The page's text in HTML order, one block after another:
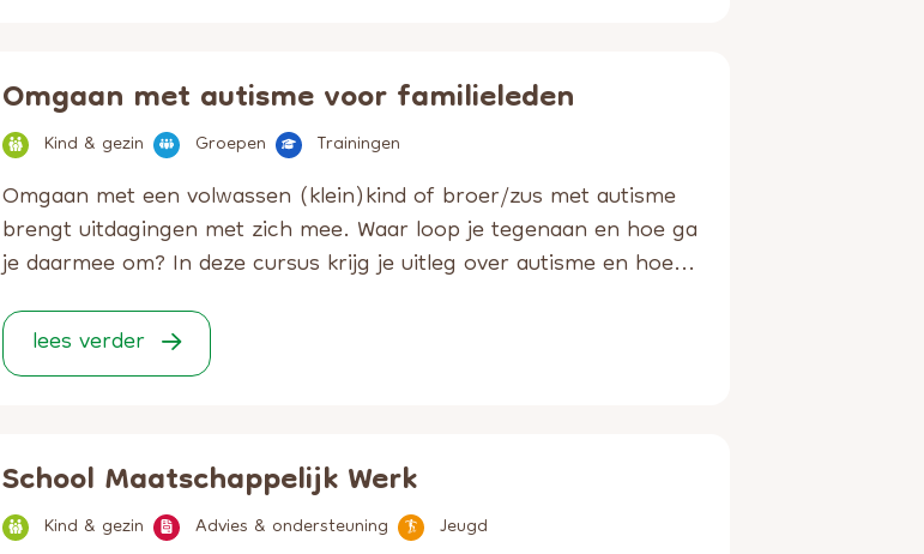
Omgaan met autisme voor familieleden
Kind & gezin Groepen Trainingen
Omgaan met een volwassen (klein)kind of broer/zus met autisme
brengt uitdagingen met zich mee. Waar loop je tegenaan en hoe ga
je daarmee om? In deze cursus krijg je uitleg over autisme en hoe...
lees verder
School Maatschappelijk Werk
Kind & gezin Advies & ondersteuning Jeugd